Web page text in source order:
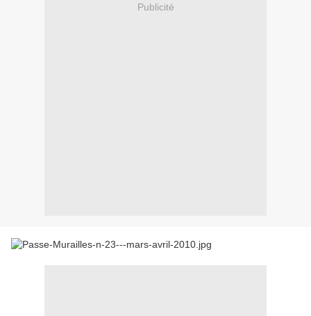
Publicité